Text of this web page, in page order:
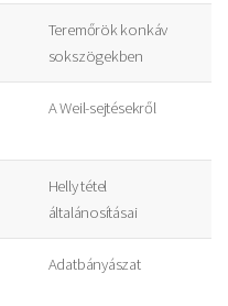
Teremőrök konkáv
sokszögekben
A Weil-sejtésekről
Helly tétel
általánosításai
Adatbányászat